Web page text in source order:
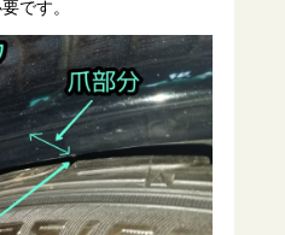
です。